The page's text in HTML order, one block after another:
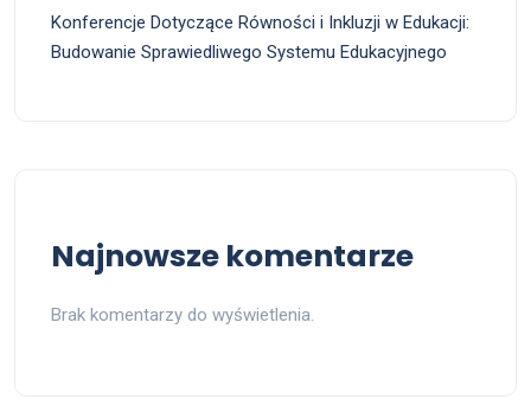
Konferencje Dotyczące Równości i Inkluzji w Edukacji:
Budowanie Sprawiedliwego Systemu Edukacyjnego
Najnowsze komentarze
Brak komentarzy do wyświetlenia.